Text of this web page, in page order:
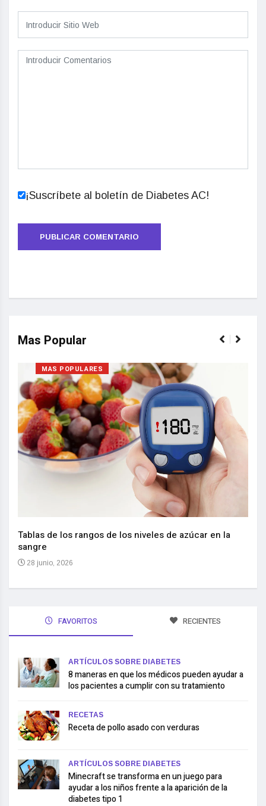
¡Suscríbete al boletín de Diabetes AC!
Mas Popular
MAS POPULARES
Tablas de los rangos de los niveles de azúcar en la
sangre
28 junio, 2026
FAVORITOS RECIENTES
ARTÍCULOS SOBRE DIABETES
8 maneras en que los médicos pueden ayudar a
los pacientes a cumplir con su tratamiento
RECETAS
Receta de pollo asado con verduras
ARTÍCULOS SOBRE DIABETES
Minecraft se transforma en un juego para
ayudar a los niños frente a la aparición de la
diabetes tipo 1